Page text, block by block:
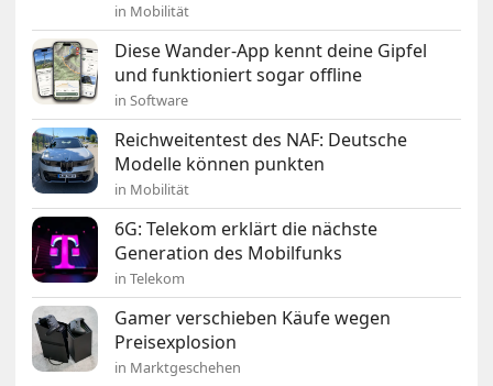
in Mobilität
Diese Wander-App kennt deine Gipfel
und funktioniert sogar offline
in Software
Reichweitentest des NAF: Deutsche
Modelle können punkten
in Mobilität
6G: Telekom erklärt die nächste
Generation des Mobilfunks
in Telekom
Gamer verschieben Käufe wegen
Preisexplosion
in Marktgeschehen